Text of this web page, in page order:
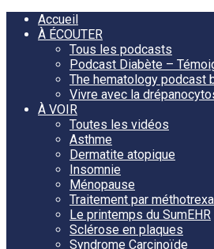
Accueil
À ÉCOUTER
Tous les podcasts
Podcast Diabète –
The hematology podcast
Vivre avec la
À VOIR
Toutes les vidéos
Asthme
Dermatite atopique
Insomnie
Ménopause
Traitement par
Le printemps du SumEHR
Sclérose en plaques
Syndrome Carcinoïde